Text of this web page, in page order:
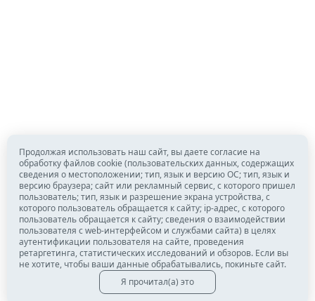
Продолжая использовать наш сайт, вы даете согласие на
обработку файлов cookie (пользовательских данных, содержащих
сведения о местоположении; тип, язык и версию ОС; тип, язык и
версию браузера; сайт или рекламный сервис, с которого пришел
пользователь; тип, язык и разрешение экрана устройства, с
которого пользователь обращается к сайту; ip-адрес, с которого
пользователь обращается к сайту; сведения о взаимодействии
пользователя с web-интерфейсом и службами сайта) в целях
аутентификации пользователя на сайте, проведения
ретаргетинга, статистических исследований и обзоров. Если вы
не хотите, чтобы ваши данные обрабатывались, покиньте сайт.
Я прочитал(а) это